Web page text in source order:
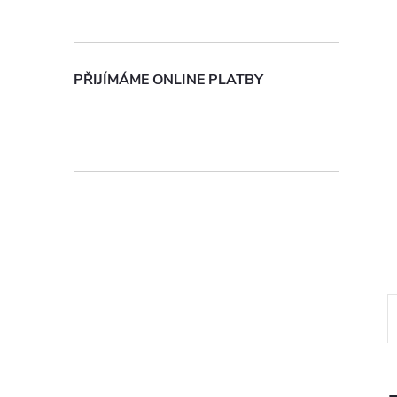
e
PŘIJÍMÁME ONLINE PLATBY